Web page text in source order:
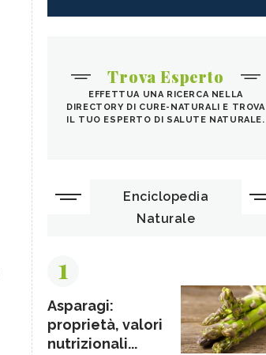
Trova Esperto
EFFETTUA UNA RICERCA NELLA
DIRECTORY DI CURE-NATURALI E TROVA
IL TUO ESPERTO DI SALUTE NATURALE.
Enciclopedia
Naturale
1
Asparagi:
proprietà, valori
nutrizionali...